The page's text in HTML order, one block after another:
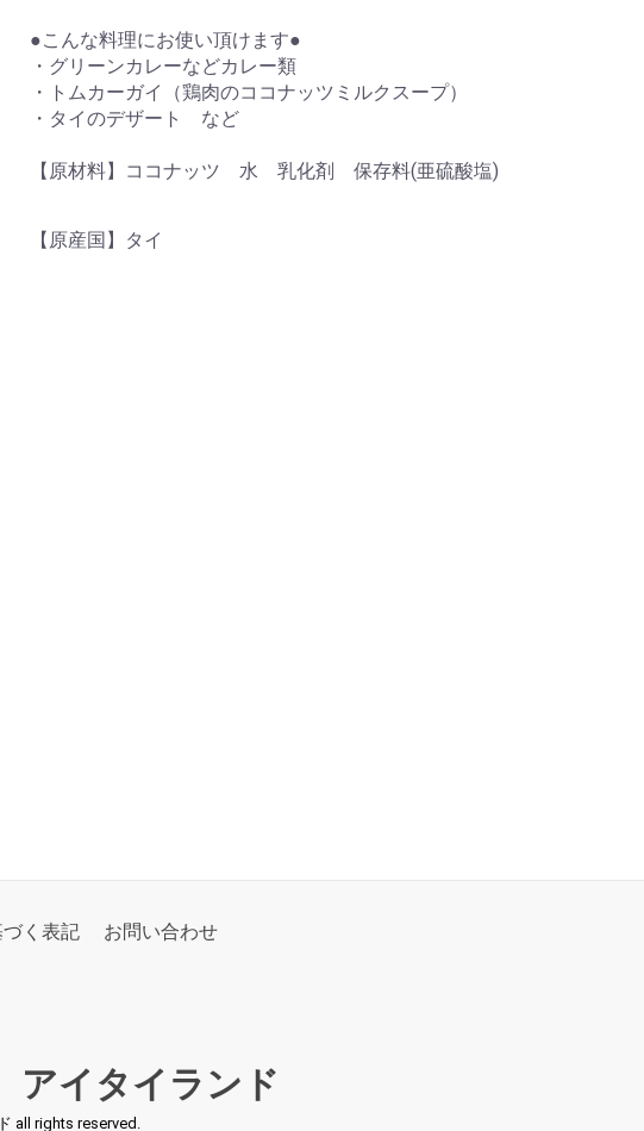
●こんな料理にお使い頂けます●
・グリーンカレーなどカレー類
・トムカーガイ（鶏肉のココナッツミルクスープ）
・タイのデザート など
【原材料】ココナッツ 水 乳化剤 保存料(亜硫酸塩)
【原産国】タイ
く表記 お問い合わせ
アイタイランド
all rights reserved.